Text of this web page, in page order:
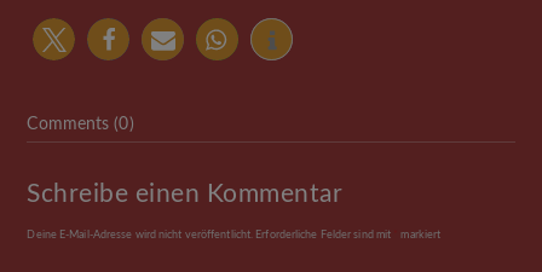
Comments (0)
Schreibe einen Kommentar
Deine E-Mail-Adresse wird nicht veröffentlicht. Erforderliche Felder sind mit markiert